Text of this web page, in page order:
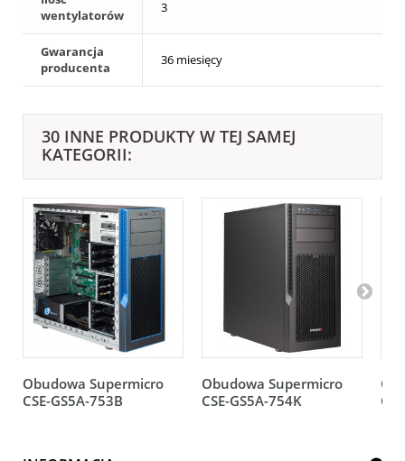
wentylatorów
3
Gwarancja
producenta
36 miesięcy
30 INNE PRODUKTY W TEJ SAMEJ
KATEGORII:
Obudowa Supermicro
CSE-GS5A-753B
Obudowa Supermicro
CSE-GS5A-754K